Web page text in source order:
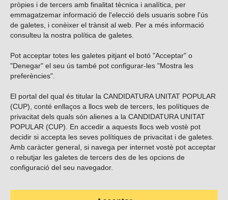
pròpies i de tercers amb finalitat tècnica i analítica, per
emmagatzemar informació de l'elecció dels usuaris sobre l'ús
de galetes, i conèixer el trànsit al web. Per a més informació
consulteu la nostra política de galetes
Pot acceptar totes les galetes pitjant el botó "Acceptar" o
"Denegar" el seu ús també pot configurar-les "Mostra les
preferències".
El portal del qual és titular la CANDIDATURA UNITAT POPULAR
(CUP), conté enllaços a llocs web de tercers, les polítiques de
privacitat dels quals són alienes a la CANDIDATURA UNITAT
POPULAR (CUP). En accedir a aquests llocs web vostè pot
decidir si accepta les seves polítiques de privacitat i de galetes.
Amb caràcter general, si navega per internet vostè pot acceptar
o rebutjar les galetes de tercers des de les opcions de
configuració del seu navegador.
Vols subscriure’t al nostre butlletí?
ENVIAR
Troba’ns a les xarxes socials